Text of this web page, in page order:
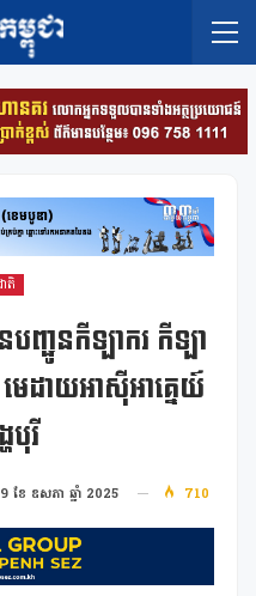
តិ
ញ្ជូនកីឡាករ កីឡា
េដាយអាស៊ីអាគ្នេយ៍
បុរី
9 ខែ ឧសភា ឆ្នាំ 2025 710